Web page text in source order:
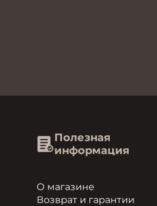
Полезная
информация
О магазине
Возврат и гарантии